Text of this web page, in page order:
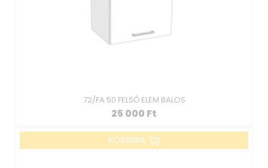
72/FA 50 FELSŐ ELEM BALOS
25 000 Ft
KOSÁRBA